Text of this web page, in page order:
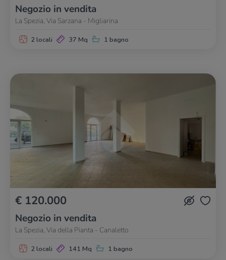
Negozio in vendita
La Spezia, Via Sarzana - Migliarina
2 locali 37 Mq 1 bagno
€ 120.000
Negozio in vendita
La Spezia, Via della Pianta - Canaletto
2 locali 141 Mq 1 bagno